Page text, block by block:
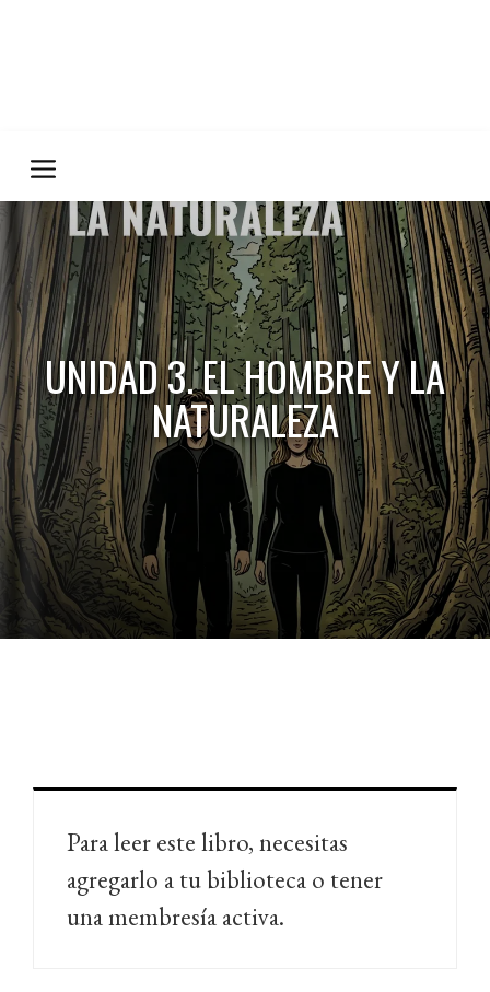
UNIDAD 3. EL HOMBRE Y LA
NATURALEZA
Para leer este libro, necesitas
agregarlo a tu biblioteca o tener
una membresía activa.